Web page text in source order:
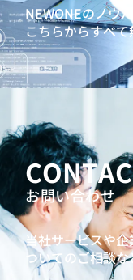
NEWONEのノウ
こちらからすべ
お問い合わせ
当社サービスや
ついてのご相談な